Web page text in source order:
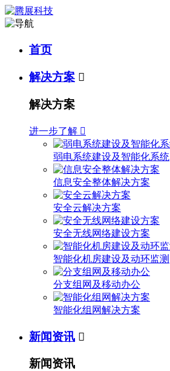
首页
解决方案 
解决方案
进一步了解 
弱电系统建设及智能化系统
信息安全整体解决方案
安全云解决方案
安全无线网络建设方案
智能化机房建设及动环监测
分支组网及移动办公
智能化组网解决方案
新闻资讯 
新闻资讯